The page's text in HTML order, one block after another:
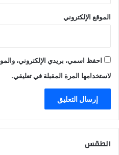
الموقع الإلكتروني
احفظ اسمي، بريدي الإلكتروني،
لاستخدامها المرة المقبلة في تعليقي.
الطقس